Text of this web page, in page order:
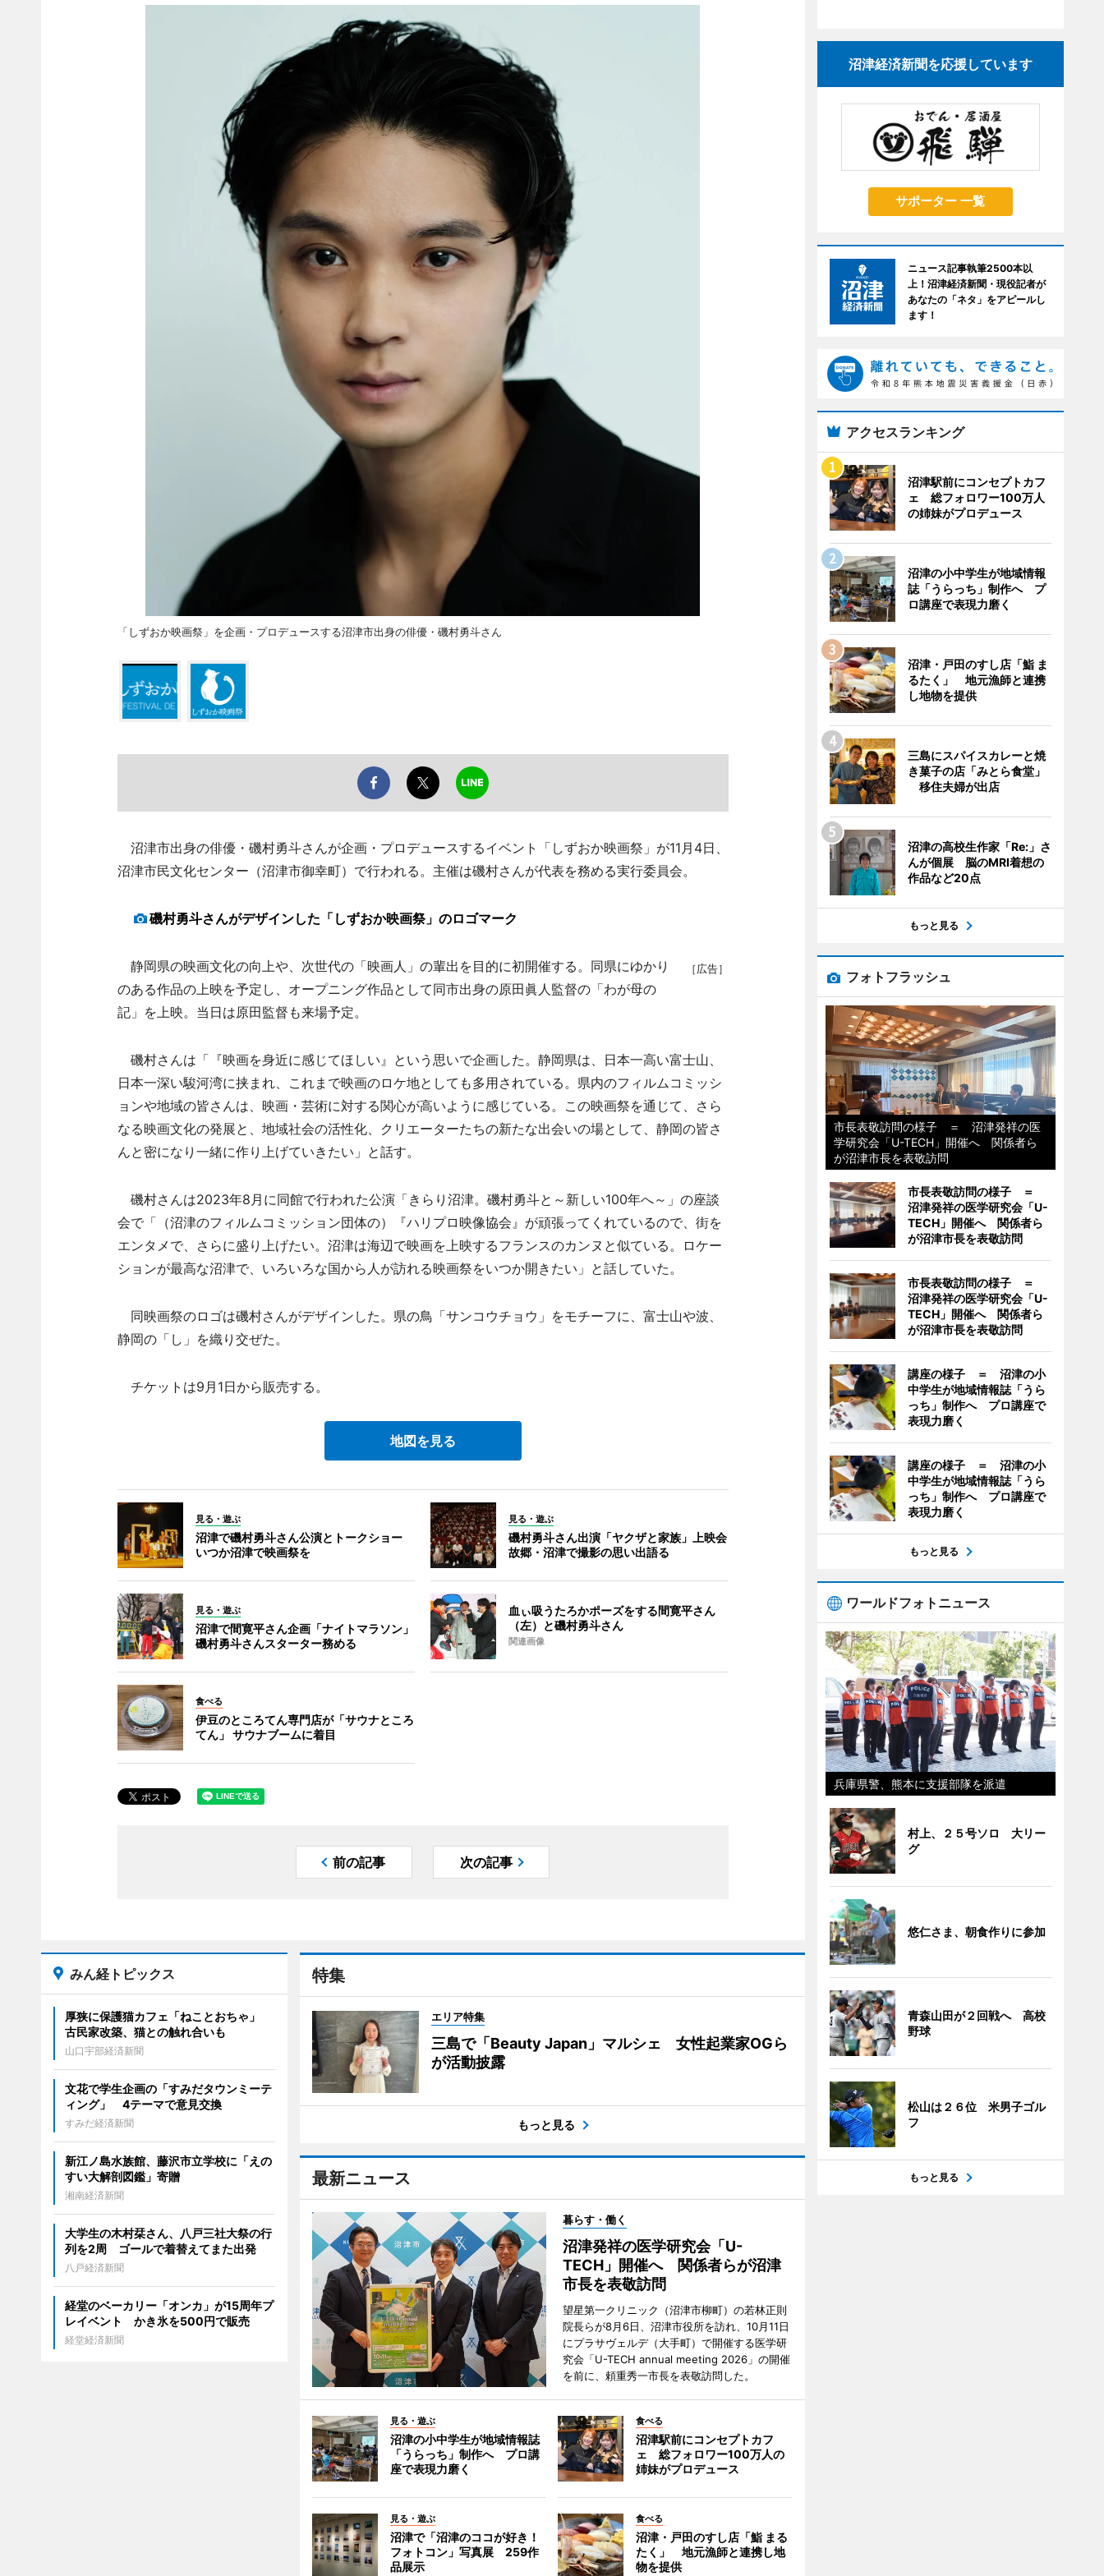
「しずおか映画祭」を企画・プロデュースする沼津市出身の俳優・磯村勇斗さん
沼津市出身の俳優・磯村勇斗さんが企画・プロデュースするイベント「しずおか映画祭」が11月4日、
沼津市民文化センター（沼津市御幸町）で行われる。主催は磯村さんが代表を務める実行委員会。
磯村勇斗さんがデザインした「しずおか映画祭」のロゴマーク
［広告］
静岡県の映画文化の向上や、次世代の「映画人」の輩出を目的に初開催する。同県にゆかり
のある作品の上映を予定し、オープニング作品として同市出身の原田眞人監督の「わが母の
記」を上映。当日は原田監督も来場予定。
磯村さんは「『映画を身近に感じてほしい』という思いで企画した。静岡県は、日本一高い富士山、
日本一深い駿河湾に挟まれ、これまで映画のロケ地としても多用されている。県内のフィルムコミッシ
ョンや地域の皆さんは、映画・芸術に対する関心が高いように感じている。この映画祭を通じて、さら
なる映画文化の発展と、地域社会の活性化、クリエーターたちの新たな出会いの場として、静岡の皆さ
んと密になり一緒に作り上げていきたい」と話す。
磯村さんは2023年8月に同館で行われた公演「きらり沼津。磯村勇斗と～新しい100年へ～」の座談
会で「（沼津のフィルムコミッション団体の）『ハリプロ映像協会』が頑張ってくれているので、街を
エンタメで、さらに盛り上げたい。沼津は海辺で映画を上映するフランスのカンヌと似ている。ロケー
ションが最高な沼津で、いろいろな国から人が訪れる映画祭をいつか開きたい」と話していた。
同映画祭のロゴは磯村さんがデザインした。県の鳥「サンコウチョウ」をモチーフに、富士山や波、
静岡の「し」を織り交ぜた。
チケットは9月1日から販売する。
地図を見る
見る・遊ぶ
沼津で磯村勇斗さん公演とトークショー
いつか沼津で映画祭を
見る・遊ぶ
磯村勇斗さん出演「ヤクザと家族」上映会
故郷・沼津で撮影の思い出語る
見る・遊ぶ
沼津で間寛平さん企画「ナイトマラソン」
磯村勇斗さんスターター務める
血ぃ吸うたろかポーズをする間寛平さん
（左）と磯村勇斗さん
関連画像
食べる
伊豆のところてん専門店が「サウナところ
てん」 サウナブームに着目
前の記事 次の記事
特集
エリア特集
三島で「Beauty Japan」マルシェ 女性起業家OGら
が活動披露
もっと見る
最新ニュース
暮らす・働く
沼津発祥の医学研究会「U-
TECH」開催へ 関係者らが沼津
市長を表敬訪問
望星第一クリニック（沼津市柳町）の若林正則
院長らが8月6日、沼津市役所を訪れ、10月11日
にプラサヴェルデ（大手町）で開催する医学研
究会「U-TECH annual meeting 2026」の開催
を前に、頼重秀一市長を表敬訪問した。
見る・遊ぶ
沼津の小中学生が地域情報誌
「うらっち」制作へ プロ講
座で表現力磨く
食べる
沼津駅前にコンセプトカフ
ェ 総フォロワー100万人の
姉妹がプロデュース
見る・遊ぶ
沼津で「沼津のココが好き！
フォトコン」写真展 259作
品展示
食べる
沼津・戸田のすし店「鮨 まる
たく」 地元漁師と連携し地
物を提供
みん経トピックス
厚狭に保護猫カフェ「ねことおちゃ」
古民家改築、猫との触れ合いも
山口宇部経済新聞
文花で学生企画の「すみだタウンミーテ
ィング」 4テーマで意見交換
すみだ経済新聞
新江ノ島水族館、藤沢市立学校に「えの
すい大解剖図鑑」寄贈
湘南経済新聞
大学生の木村栞さん、八戸三社大祭の行
列を2周 ゴールで着替えてまた出発
八戸経済新聞
経堂のベーカリー「オンカ」が15周年プ
レイベント かき氷を500円で販売
経堂経済新聞
沼津経済新聞を応援しています
サポーター 一覧
ニュース記事執筆2500本以
上！沼津経済新聞・現役記者が
あなたの「ネタ」をアピールし
ます！
アクセスランキング
沼津駅前にコンセプトカフ
ェ 総フォロワー100万人
の姉妹がプロデュース
沼津の小中学生が地域情報
誌「うらっち」制作へ プ
ロ講座で表現力磨く
沼津・戸田のすし店「鮨 ま
るたく」 地元漁師と連携
し地物を提供
三島にスパイスカレーと焼
き菓子の店「みとら食堂」
移住夫婦が出店
沼津の高校生作家「Re:」さ
んが個展 脳のMRI着想の
作品など20点
もっと見る
フォトフラッシュ
市長表敬訪問の様子 ＝ 沼津発祥の医
学研究会「U-TECH」開催へ 関係者ら
が沼津市長を表敬訪問
市長表敬訪問の様子 ＝
沼津発祥の医学研究会「U-
TECH」開催へ 関係者ら
が沼津市長を表敬訪問
市長表敬訪問の様子 ＝
沼津発祥の医学研究会「U-
TECH」開催へ 関係者ら
が沼津市長を表敬訪問
講座の様子 ＝ 沼津の小
中学生が地域情報誌「うら
っち」制作へ プロ講座で
表現力磨く
講座の様子 ＝ 沼津の小
中学生が地域情報誌「うら
っち」制作へ プロ講座で
表現力磨く
もっと見る
ワールドフォトニュース
兵庫県警、熊本に支援部隊を派遣
村上、２５号ソロ 大リー
グ
悠仁さま、朝食作りに参加
青森山田が２回戦へ 高校
野球
松山は２６位 米男子ゴル
フ
もっと見る